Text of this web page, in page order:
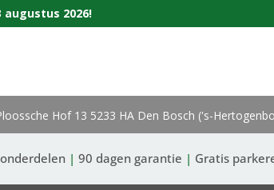
Hof 13 5233 HA Den Bosch ('s-
| 90 dagen garantie | Gratis
2026!